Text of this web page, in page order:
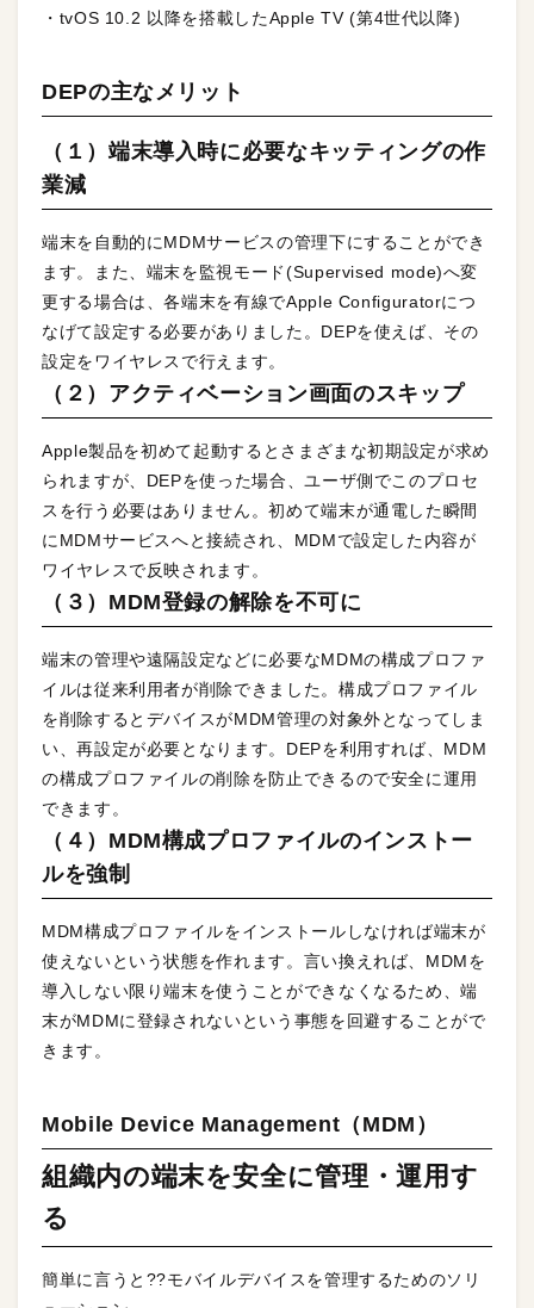
・tvOS 10.2 以降を搭載したApple TV (第4世代以降)
DEPの主なメリット
（１）端末導入時に必要なキッティングの作
業減
端末を自動的にMDMサービスの管理下にすることができ
ます。また、端末を監視モード(Supervised mode)へ変
更する場合は、各端末を有線でApple Configuratorにつ
なげて設定する必要がありました。DEPを使えば、その
設定をワイヤレスで行えます。
（２）アクティベーション画面のスキップ
Apple製品を初めて起動するとさまざまな初期設定が求め
られますが、DEPを使った場合、ユーザ側でこのプロセ
スを行う必要はありません。初めて端末が通電した瞬間
にMDMサービスへと接続され、MDMで設定した内容が
ワイヤレスで反映されます。
（３）MDM登録の解除を不可に
端末の管理や遠隔設定などに必要なMDMの構成プロファ
イルは従来利用者が削除できました。構成プロファイル
を削除するとデバイスがMDM管理の対象外となってしま
い、再設定が必要となります。DEPを利用すれば、MDM
の構成プロファイルの削除を防止できるので安全に運用
できます。
（４）MDM構成プロファイルのインストー
ルを強制
MDM構成プロファイルをインストールしなければ端末が
使えないという状態を作れます。言い換えれば、MDMを
導入しない限り端末を使うことができなくなるため、端
末がMDMに登録されないという事態を回避することがで
きます。
Mobile Device Management（MDM）
組織内の端末を安全に管理・運用す
る
簡単に言うと??モバイルデバイスを管理するためのソリ